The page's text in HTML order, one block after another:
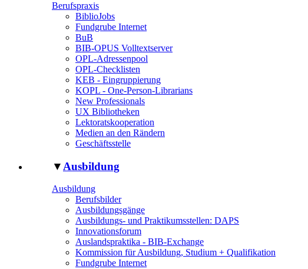
Berufspraxis
BiblioJobs
Fundgrube Internet
BuB
BIB-OPUS Volltextserver
OPL-Adressenpool
OPL-Checklisten
KEB - Eingruppierung
KOPL - One-Person-Librarians
New Professionals
UX Bibliotheken
Lektoratskooperation
Medien an den Rändern
Geschäftsstelle
▼ Ausbildung
Ausbildung
Berufsbilder
Ausbildungsgänge
Ausbildungs- und Praktikumsstellen: DAPS
Innovationsforum
Auslandspraktika - BIB-Exchange
Kommission für Ausbildung, Studium + Qualifikation
Fundgrube Internet